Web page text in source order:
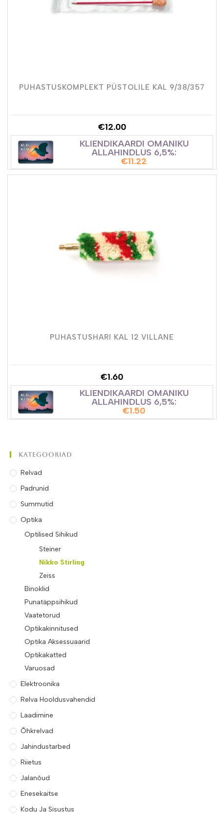
PUHASTUSKOMPLEKT PÜSTOLILE KAL 9/38/357
€12.00
KLIENDIKAARDI OMANIKU
ALLAHINDLUS 6,5%:
€11.22
PUHASTUSHARI KAL 12 VILLANE
€1.60
KLIENDIKAARDI OMANIKU
ALLAHINDLUS 6,5%:
€1.50
Kategooriad
Relvad
Padrunid
Summutid
Optika
Optilised Sihikud
Steiner
Nikko Stirling
Zeiss
Binoklid
Punatäppsihikud
Vaatetorud
Optikakinnitused
Optika Aksessuaarid
Optikakatted
Varuosad
Elektroonika
Relva Hooldusvahendid
Laadimine
Õhkrelvad
Jahindustarbed
Riietus
Jalanõud
Enesekaitse
Kodu Ja Sisustus